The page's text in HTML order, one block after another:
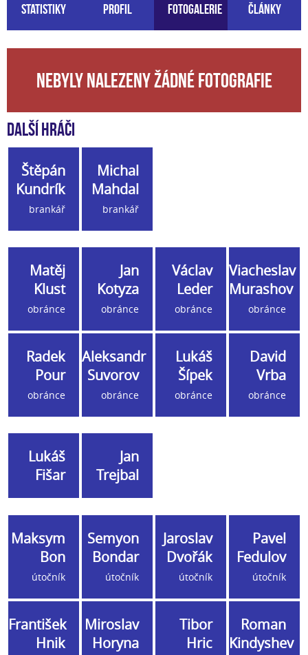
Statistiky Profil Fotogalerie Články
Nebyly nalezeny žádné fotografie
Další hráči
Štěpán
Kundrík
brankář
Michal
Mahdal
brankář
Matěj
Klust
obránce
Jan
Kotyza
obránce
Václav
Leder
obránce
Viacheslav
Murashov
obránce
Radek
Pour
obránce
Aleksandr
Suvorov
obránce
Lukáš
Šípek
obránce
David
Vrba
obránce
Lukáš
Fišar
Jan
Trejbal
Maksym
Bon
útočník
Semyon
Bondar
útočník
Jaroslav
Dvořák
útočník
Pavel
Fedulov
útočník
František
Hnik
Miroslav
Horyna
Tibor
Hric
Roman
Kindyshev